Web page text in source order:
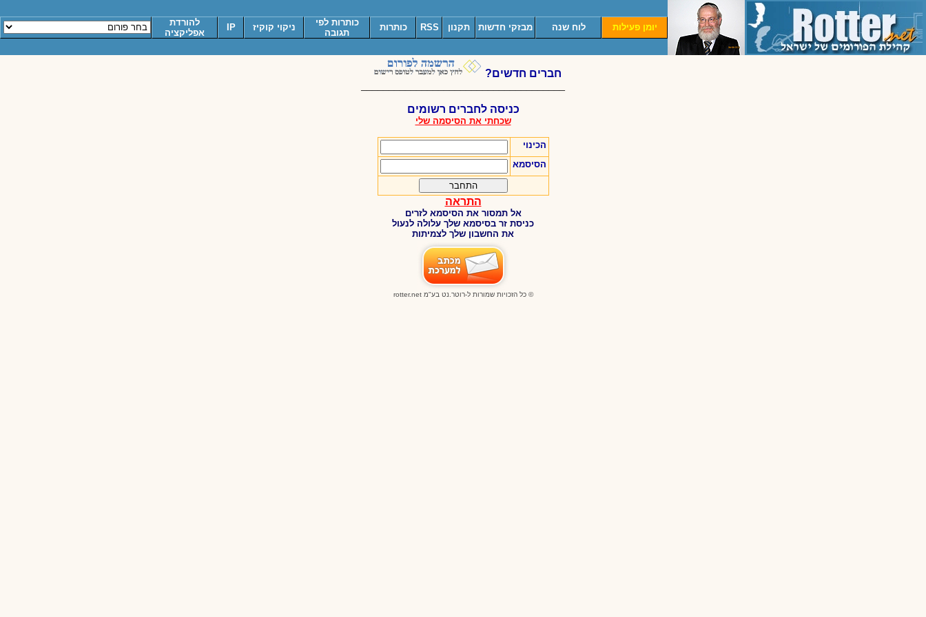
יומן פעילות לוח שנה מבזקי חדשות תקנון RSS כותרות
כותרות לפי
תגובה
ניקוי קוקיז IP
להורדת
אפליקציה
חברים חדשים?
כניסה לחברים רשומים
שכחתי את הסיסמה שלי
הכינוי
הסיסמא
התראה
אל תמסור את הסיסמא לזרים
כניסת זר בסיסמא שלך עלולה לנעול
את החשבון שלך לצמיתות
© כל הזכויות שמורות ל-רוטר.נט בע"מrotter.net